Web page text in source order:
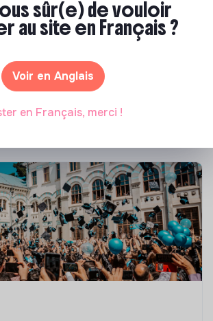
en rénovation
des bâtiments
• 21 janvier 2025
sûr(e) de vouloir
au site en Français ?
Voir en Anglais
en Français, merci !